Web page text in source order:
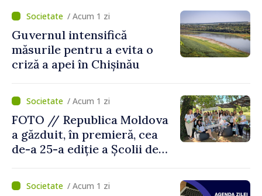
și folosirea cunoștințelor în
situații reale/ Acum 1 zi
Guvernul intensifică
măsurile pentru a evita o
criză a apei în Chișinău
/ Acum 1 zi
FOTO // Republica Moldova
a găzduit, în premieră, cea
de-a 25-a ediție a Școlii de
/ Acum 1 zi